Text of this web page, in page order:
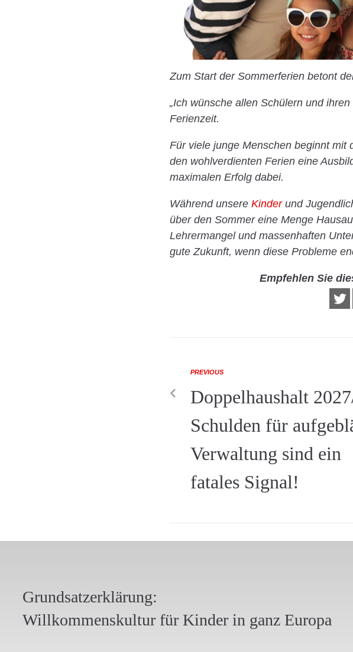
Zum Start der Sommerferien betont
„Ich wünsche allen Schülern und
Ferienzeit.
Für viele junge Menschen beginnt mit
den wohlverdienten Ferien eine
maximalen Erfolg dabei.
Während unsere Kinderund
über den Sommer eine Menge
Lehrermangel und massenhaften
gute Zukunft, wenn diese Probleme
Empfehlen Sie
PREVIOUS
Doppelhaushalt
Schulden für
Verwaltung sind ein
fatales Signal!
Grundsatzerklärung:
Willkommenskultur für Kinder in ganz Europa